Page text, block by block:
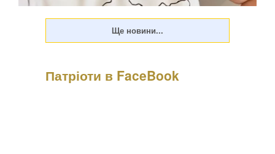
Психологиня Наталія Холоденко зізналася, що в
Патріоти в FaceBook